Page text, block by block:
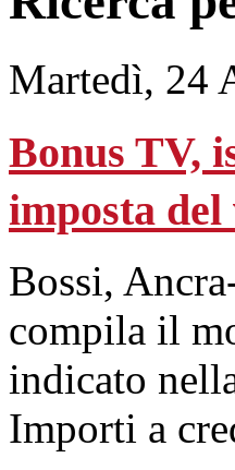
Martedì, 24
Bonus TV,
imposta
Bossi,
compila il
indicato
Importi a